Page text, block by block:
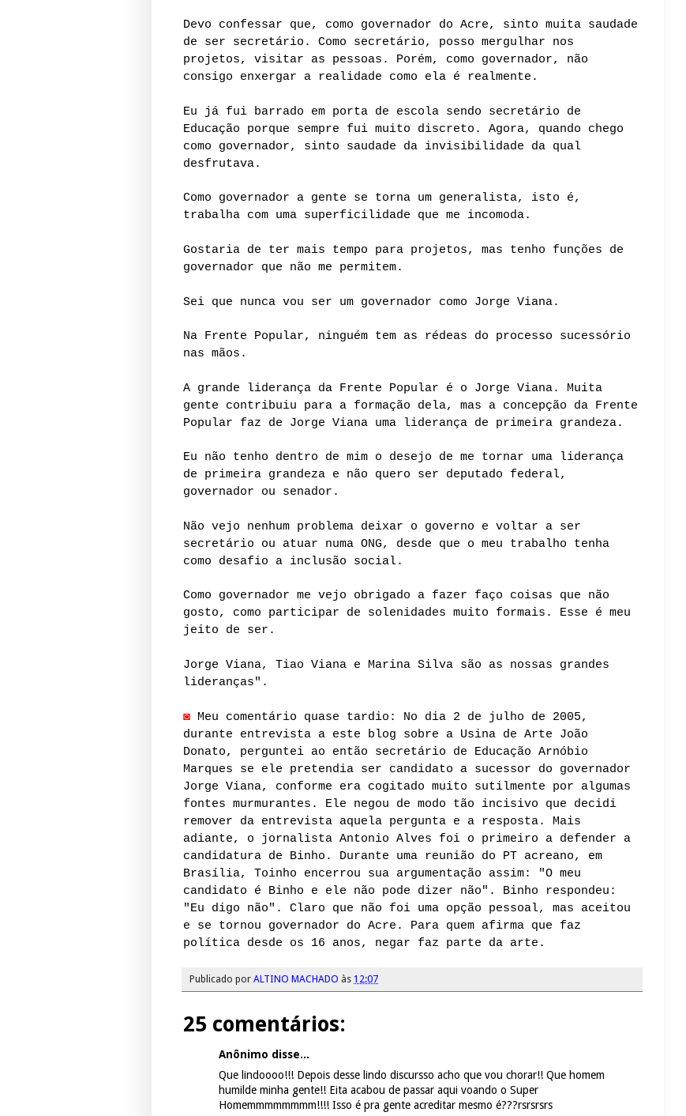
Devo confessar que, como governador do Acre, sinto muita saudade
de ser secretário. Como secretário, posso mergulhar nos
projetos, visitar as pessoas. Porém, como governador, não
consigo enxergar a realidade como ela é realmente.
Eu já fui barrado em porta de escola sendo secretário de
Educação porque sempre fui muito discreto. Agora, quando chego
como governador, sinto saudade da invisibilidade da qual
desfrutava.
Como governador a gente se torna um generalista, isto é,
trabalha com uma superficilidade que me incomoda.
Gostaria de ter mais tempo para projetos, mas tenho funções de
governador que não me permitem.
Sei que nunca vou ser um governador como Jorge Viana.
Na Frente Popular, ninguém tem as rédeas do processo sucessório
nas mãos.
A grande liderança da Frente Popular é o Jorge Viana. Muita
gente contribuiu para a formação dela, mas a concepção da Frente
Popular faz de Jorge Viana uma liderança de primeira grandeza.
Eu não tenho dentro de mim o desejo de me tornar uma liderança
de primeira grandeza e não quero ser deputado federal,
governador ou senador.
Não vejo nenhum problema deixar o governo e voltar a ser
secretário ou atuar numa ONG, desde que o meu trabalho tenha
como desafio a inclusão social.
Como governador me vejo obrigado a fazer faço coisas que não
gosto, como participar de solenidades muito formais. Esse é meu
jeito de ser.
Jorge Viana, Tiao Viana e Marina Silva são as nossas grandes
lideranças".
◙ Meu comentário quase tardio: No dia 2 de julho de 2005,
durante entrevista a este blog sobre a Usina de Arte João
Donato, perguntei ao então secretário de Educação Arnóbio
Marques se ele pretendia ser candidato a sucessor do governador
Jorge Viana, conforme era cogitado muito sutilmente por algumas
fontes murmurantes. Ele negou de modo tão incisivo que decidi
remover da entrevista aquela pergunta e a resposta. Mais
adiante, o jornalista Antonio Alves foi o primeiro a defender a
candidatura de Binho. Durante uma reunião do PT acreano, em
Brasília, Toinho encerrou sua argumentação assim: "O meu
candidato é Binho e ele não pode dizer não". Binho respondeu:
"Eu digo não". Claro que não foi uma opção pessoal, mas aceitou
e se tornou governador do Acre. Para quem afirma que faz
política desde os 16 anos, negar faz parte da arte.
Publicado por ALTINO MACHADO às 12:07
25 comentários:
Anônimo disse...
Que lindoooo!!! Depois desse lindo discursso acho que vou chorar!! Que homem
humilde minha gente!! Eita acabou de passar aqui voando o Super
Homemmmmmmmm!!!! Isso é pra gente acreditar mesmo é???rsrsrsrs